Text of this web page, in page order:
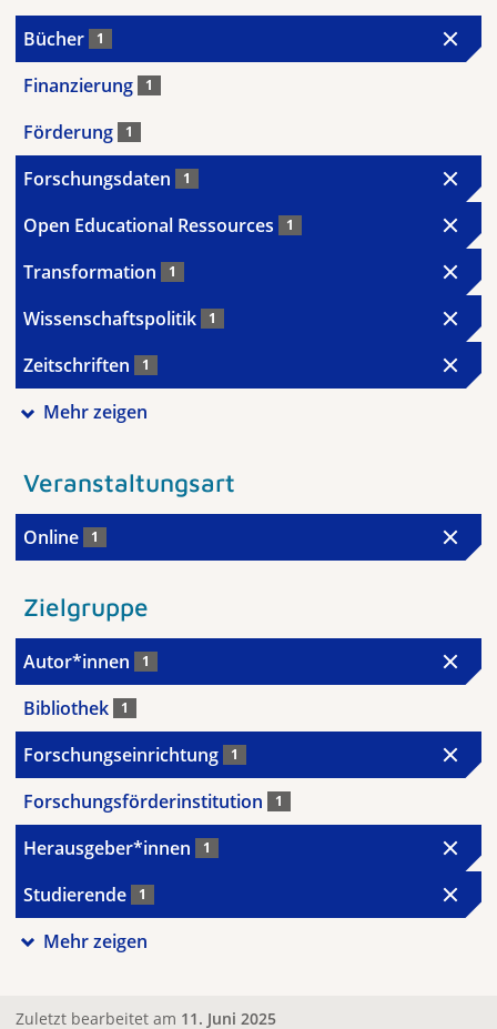
Bücher 1
Finanzierung 1
Förderung 1
Forschungsdaten 1
Open Educational Ressources 1
Transformation 1
Wissenschaftspolitik 1
Zeitschriften 1
Mehr zeigen
Veranstaltungsart
Online 1
Zielgruppe
Autor*innen 1
Bibliothek 1
Forschungseinrichtung 1
Forschungsförderinstitution 1
Herausgeber*innen 1
Studierende 1
Mehr zeigen
Zuletzt bearbeitet am 11. Juni 2025